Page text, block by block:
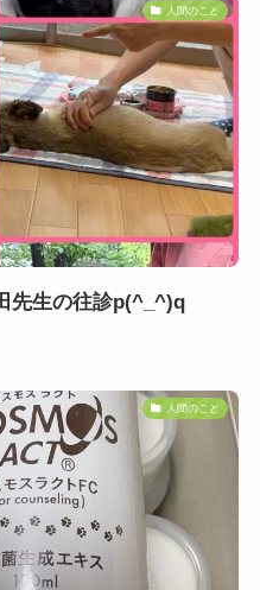
人間のこと
先生の往診p(^_^)q
人間のこと